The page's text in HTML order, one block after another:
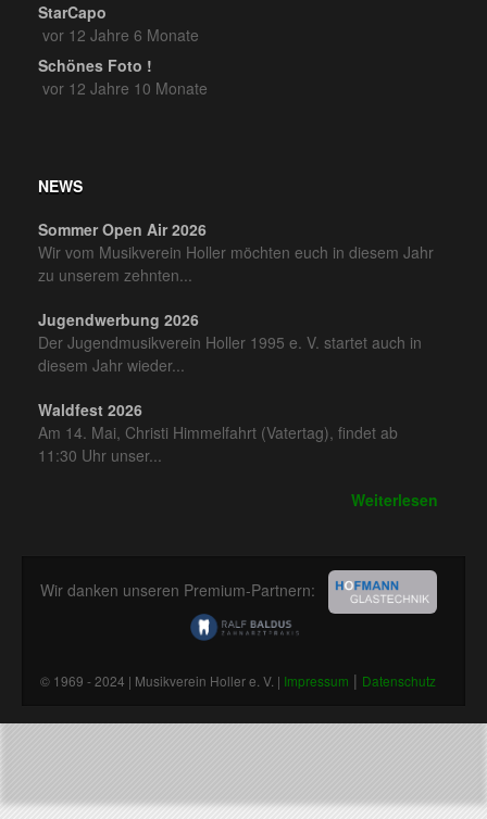
StarCapo
vor 12 Jahre 6 Monate
Schönes Foto !
vor 12 Jahre 10 Monate
NEWS
Sommer Open Air 2026
Wir vom Musikverein Holler möchten euch in diesem Jahr
zu unserem zehnten...
Jugendwerbung 2026
Der Jugendmusikverein Holler 1995 e. V. startet auch in
diesem Jahr wieder...
Waldfest 2026
Am 14. Mai, Christi Himmelfahrt (Vatertag), findet ab
11:30 Uhr unser...
Weiterlesen
Wir danken unseren Premium-Partnern:
© 1969 - 2024 | Musikverein Holler e. V. | Impressum | Datenschutz